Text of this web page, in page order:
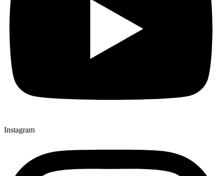
Instagram